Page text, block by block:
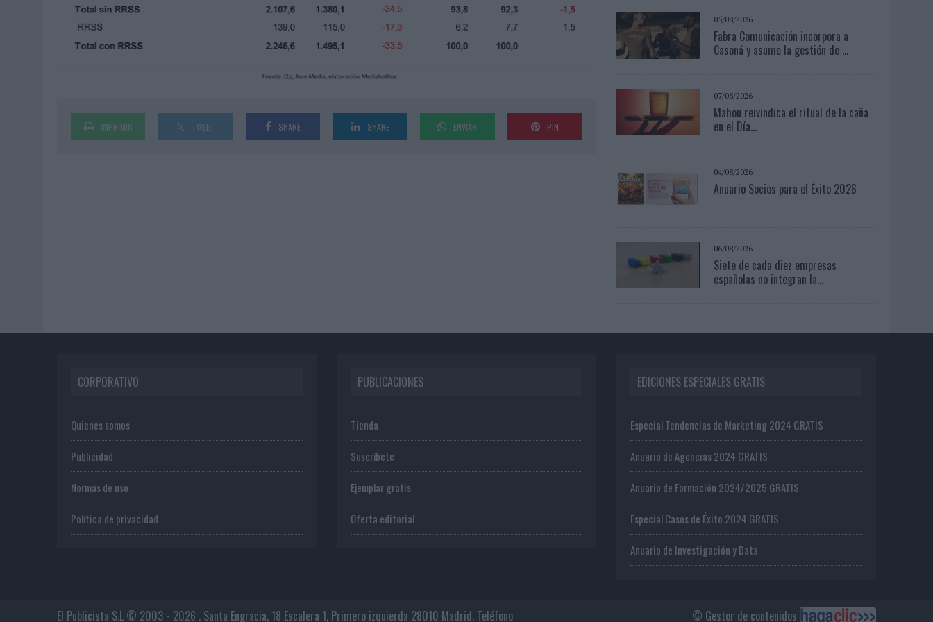
IMPRIMIR TWEET SHARE SHARE ENVIAR PIN
05/08/2026
Fabra Comunicación incorpora a
Casoná y asume la gestión de ...
07/08/2026
Mahou reivindica el ritual de la caña
en el Día...
04/08/2026
Anuario Socios para el Éxito 2026
06/08/2026
Siete de cada diez empresas
españolas no integran la...
CORPORATIVO
Quienes somos
Publicidad
Normas de uso
Política de privacidad
PUBLICACIONES
Tienda
Suscríbete
Ejemplar gratis
Oferta editorial
EDICIONES ESPECIALES GRATIS
Especial Tendencias de Marketing 2024 GRATIS
Anuario de Agencias 2024 GRATIS
Anuario de Formación 2024/2025 GRATIS
Especial Casos de Éxito 2024 GRATIS
Anuario de Investigación y Data
© Gestor de contenidos
El Publicista S.L © 2003 - 2026 . Santa Engracia, 18 Escalera 1, Primero izquierda 28010 Madrid. Teléfono